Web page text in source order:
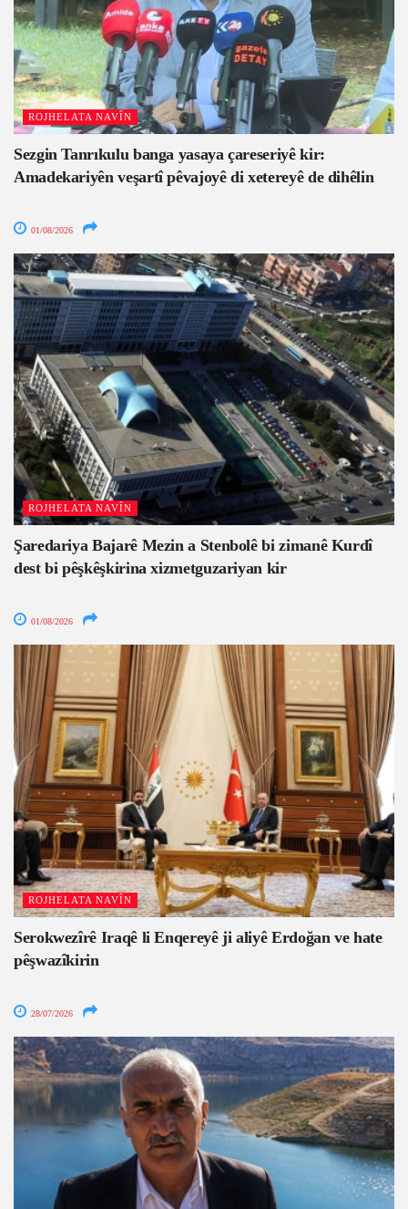
ROJHELATA NAVÎN
Sezgin Tanrıkulu banga yasaya çareseriyê kir:
Amadekariyên veşartî pêvajoyê di xetereyê de dihêlin
01/08/2026
ROJHELATA NAVÎN
Şaredariya Bajarê Mezin a Stenbolê bi zimanê Kurdî
dest bi pêşkêşkirina xizmetguzariyan kir
01/08/2026
ROJHELATA NAVÎN
Serokwezîrê Iraqê li Enqereyê ji aliyê Erdoğan ve hate
pêşwazîkirin
28/07/2026